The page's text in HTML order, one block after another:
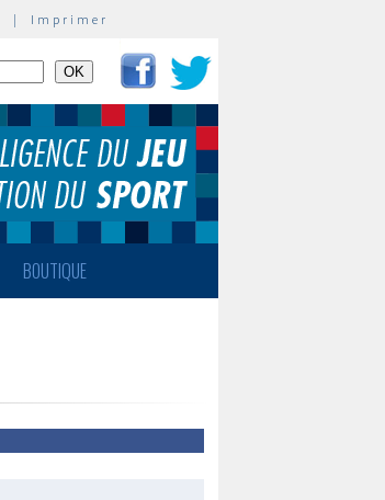
| Imprimer
BOUTIQUE